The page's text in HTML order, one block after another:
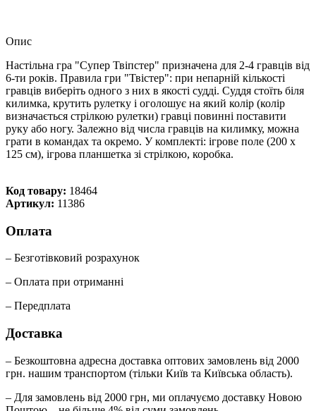
Опис
Настільна гра "Супер Твіпстер" призначена для 2-4 гравців від
6-ти років. Правила гри "Твістер": при непарній кількості
гравців виберіть одного з них в якості судді. Суддя стоїть біля
килимка, крутить рулетку і оголошує на який колір (колір
визначається стрілкою рулетки) гравці повинні поставити
руку або ногу. Залежно від числа гравців на килимку, можна
грати в командах та окремо. У комплекті: ігрове поле (200 х
125 см), ігрова планшетка зі стрілкою, коробка.
Код товару: 18464
Артикул: 11386
Оплата
– Безготівковий розрахунок
– Оплата при отриманні
– Передплата
Доставка
– Безкоштовна адресна доставка оптових замовлень від 2000
грн. нашим транспортом (тільки Київ та Київська область).
– Для замовлень від 2000 грн, ми оплачуємо доставку Новою